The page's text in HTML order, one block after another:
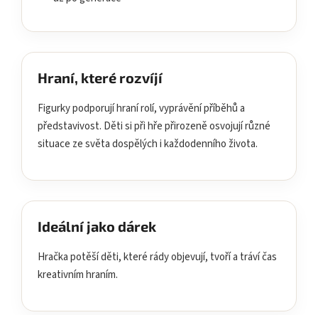
Hraní, které rozvíjí
Figurky podporují hraní rolí, vyprávění příběhů a
představivost. Děti si při hře přirozeně osvojují různé
situace ze světa dospělých i každodenního života.
Ideální jako dárek
Hračka potěší děti, které rády objevují, tvoří a tráví čas
kreativním hraním.